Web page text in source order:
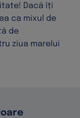
Dacă îți
ca mixul de
de
ziua marelui